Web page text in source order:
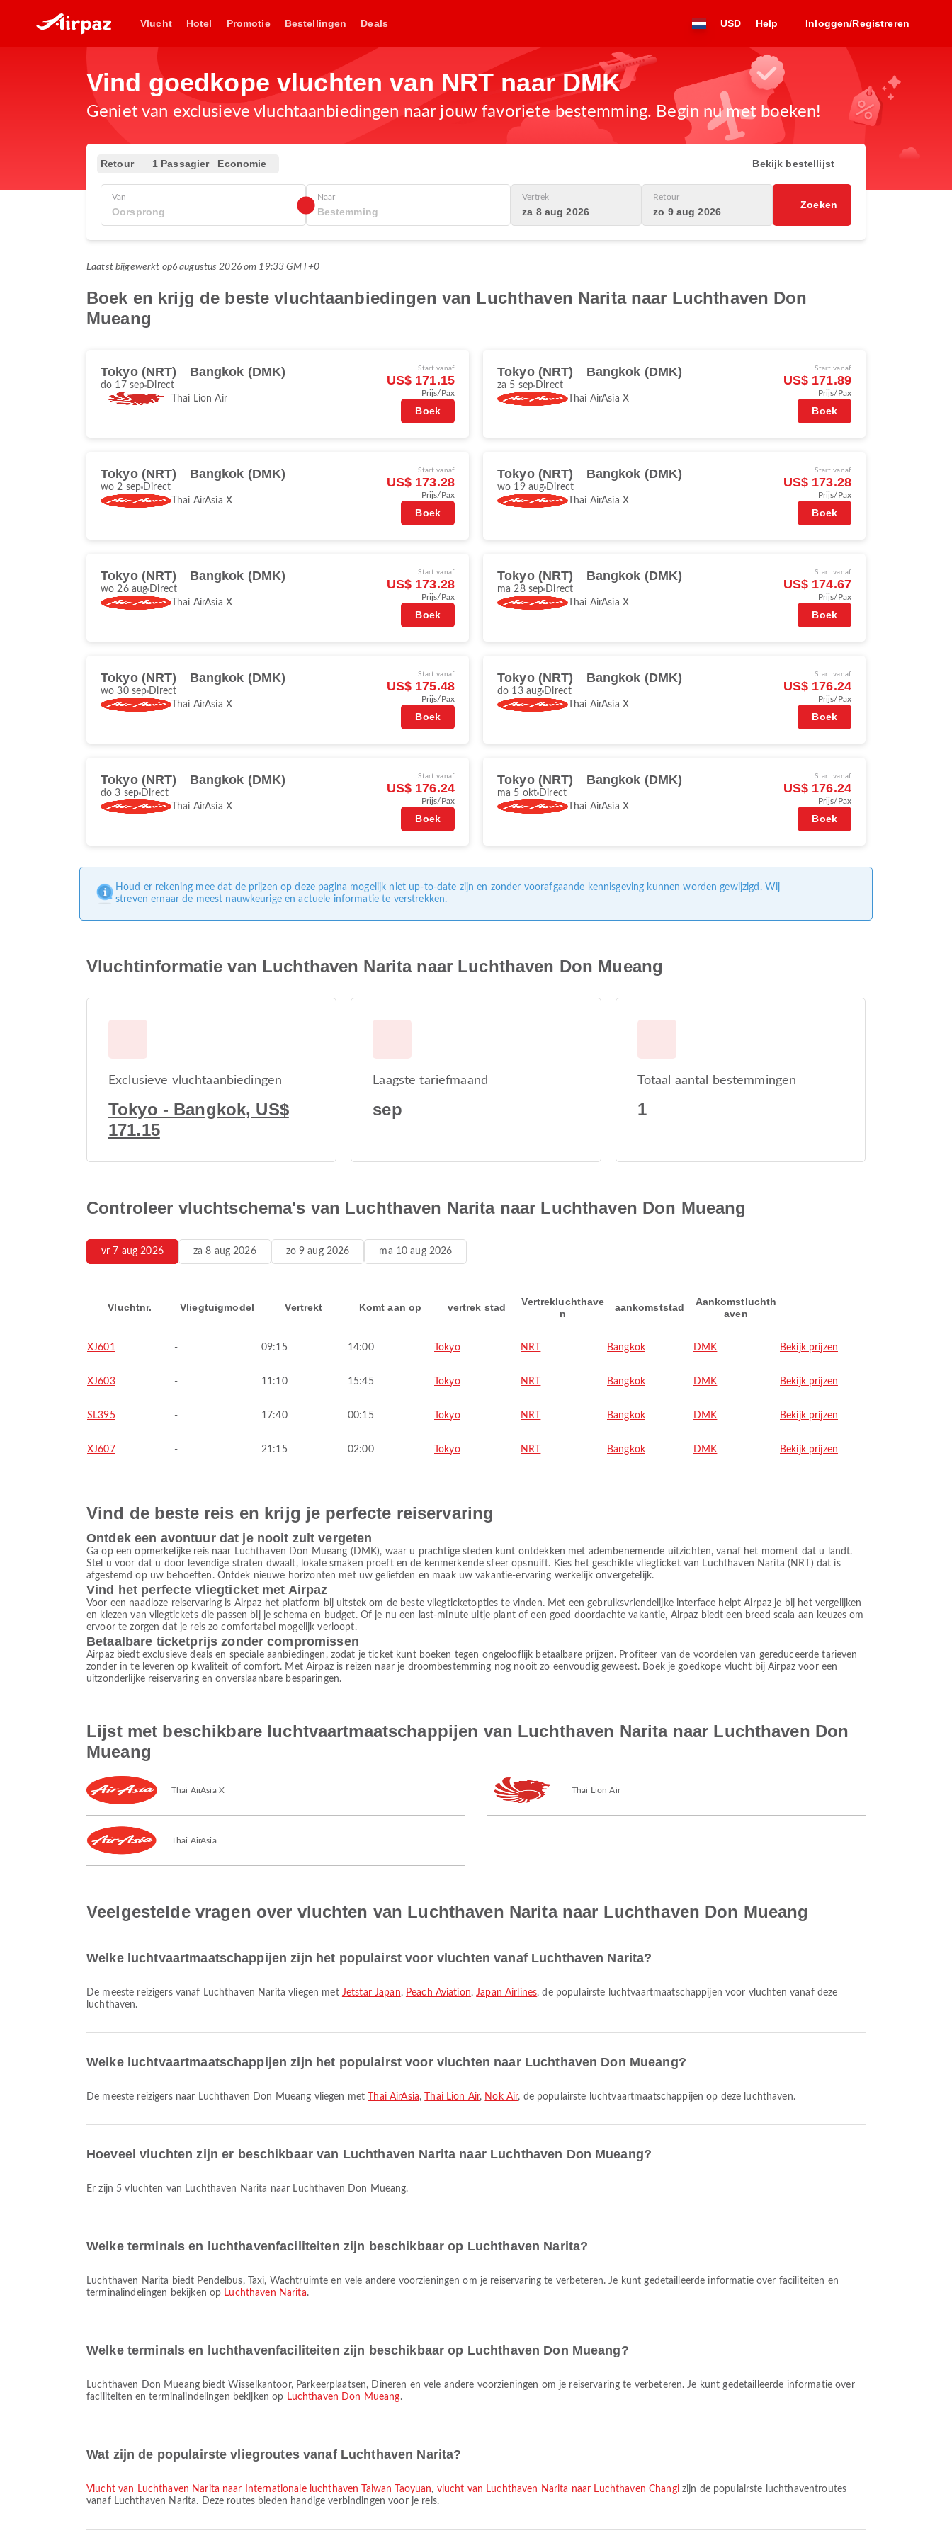
Vlucht Hotel Promotie Bestellingen Deals USD Help Inloggen/Registreren
Vind goedkope vluchten van NRT naar DMK
Geniet van exclusieve vluchtaanbiedingen naar jouw favoriete bestemming. Begin nu met boeken!
Retour 1 Passagier Economie Bekijk bestellijst
Van Naar Vertrek
za 8 aug 2026
Retour
zo 9 aug 2026
Zoeken
Laatst bijgewerkt op6 augustus 2026 om 19:33 GMT+0
Boek en krijg de beste vluchtaanbiedingen van Luchthaven Narita naar Luchthaven Don
Mueang
Tokyo (NRT) Bangkok (DMK)
do 17 sep Direct
Thai Lion Air
Start vanaf
US$ 171.15
Prijs/Pax
Boek
Tokyo (NRT) Bangkok (DMK)
za 5 sep Direct
Thai AirAsia X
Start vanaf
US$ 171.89
Prijs/Pax
Boek
Tokyo (NRT) Bangkok (DMK)
wo 2 sep Direct
Thai AirAsia X
Start vanaf
US$ 173.28
Prijs/Pax
Boek
Tokyo (NRT) Bangkok (DMK)
wo 19 aug Direct
Thai AirAsia X
Start vanaf
US$ 173.28
Prijs/Pax
Boek
Tokyo (NRT) Bangkok (DMK)
wo 26 aug Direct
Thai AirAsia X
Start vanaf
US$ 173.28
Prijs/Pax
Boek
Tokyo (NRT) Bangkok (DMK)
ma 28 sep Direct
Thai AirAsia X
Start vanaf
US$ 174.67
Prijs/Pax
Boek
Tokyo (NRT) Bangkok (DMK)
wo 30 sep Direct
Thai AirAsia X
Start vanaf
US$ 175.48
Prijs/Pax
Boek
Tokyo (NRT) Bangkok (DMK)
do 13 aug Direct
Thai AirAsia X
Start vanaf
US$ 176.24
Prijs/Pax
Boek
Tokyo (NRT) Bangkok (DMK)
do 3 sep Direct
Thai AirAsia X
Start vanaf
US$ 176.24
Prijs/Pax
Boek
Tokyo (NRT) Bangkok (DMK)
ma 5 okt Direct
Thai AirAsia X
Start vanaf
US$ 176.24
Prijs/Pax
Boek
Houd er rekening mee dat de prijzen op deze pagina mogelijk niet up-to-date zijn en zonder voorafgaande kennisgeving kunnen worden gewijzigd. Wij
streven ernaar de meest nauwkeurige en actuele informatie te verstrekken.
Vluchtinformatie van Luchthaven Narita naar Luchthaven Don Mueang
Exclusieve vluchtaanbiedingen
Tokyo - Bangkok, US$
171.15
Laagste tariefmaand
sep
Totaal aantal bestemmingen
1
Controleer vluchtschema's van Luchthaven Narita naar Luchthaven Don Mueang
vr 7 aug 2026 za 8 aug 2026 zo 9 aug 2026 ma 10 aug 2026
Vluchtnr. Vliegtuigmodel Vertrekt Komt aan op vertrek stad
Vertrekluchthave
n
aankomststad
Aankomstluchth
aven
XJ601 - 09:15 14:00 Tokyo NRT Bangkok DMK Bekijk prijzen
XJ603 - 11:10 15:45 Tokyo NRT Bangkok DMK Bekijk prijzen
SL395 - 17:40 00:15 Tokyo NRT Bangkok DMK Bekijk prijzen
XJ607 - 21:15 02:00 Tokyo NRT Bangkok DMK Bekijk prijzen
Vind de beste reis en krijg je perfecte reiservaring
Ontdek een avontuur dat je nooit zult vergeten
Ga op een opmerkelijke reis naar Luchthaven Don Mueang (DMK), waar u prachtige steden kunt ontdekken met adembenemende uitzichten, vanaf het moment dat u landt.
Stel u voor dat u door levendige straten dwaalt, lokale smaken proeft en de kenmerkende sfeer opsnuift. Kies het geschikte vliegticket van Luchthaven Narita (NRT) dat is
afgestemd op uw behoeften. Ontdek nieuwe horizonten met uw geliefden en maak uw vakantie-ervaring werkelijk onvergetelijk.
Vind het perfecte vliegticket met Airpaz
Voor een naadloze reiservaring is Airpaz het platform bij uitstek om de beste vliegticketopties te vinden. Met een gebruiksvriendelijke interface helpt Airpaz je bij het vergelijken
en kiezen van vliegtickets die passen bij je schema en budget. Of je nu een last-minute uitje plant of een goed doordachte vakantie, Airpaz biedt een breed scala aan keuzes om
ervoor te zorgen dat je reis zo comfortabel mogelijk verloopt.
Betaalbare ticketprijs zonder compromissen
Airpaz biedt exclusieve deals en speciale aanbiedingen, zodat je ticket kunt boeken tegen ongelooflijk betaalbare prijzen. Profiteer van de voordelen van gereduceerde tarieven
zonder in te leveren op kwaliteit of comfort. Met Airpaz is reizen naar je droombestemming nog nooit zo eenvoudig geweest. Boek je goedkope vlucht bij Airpaz voor een
uitzonderlijke reiservaring en onverslaanbare besparingen.
Lijst met beschikbare luchtvaartmaatschappijen van Luchthaven Narita naar Luchthaven Don
Mueang
Thai AirAsia X Thai Lion Air
Thai AirAsia
Veelgestelde vragen over vluchten van Luchthaven Narita naar Luchthaven Don Mueang
Welke luchtvaartmaatschappijen zijn het populairst voor vluchten vanaf Luchthaven Narita?
De meeste reizigers vanaf Luchthaven Narita vliegen met Jetstar Japan, Peach Aviation,Japan Airlines, de populairste luchtvaartmaatschappijen voor vluchten vanaf deze
luchthaven.
Welke luchtvaartmaatschappijen zijn het populairst voor vluchten naar Luchthaven Don Mueang?
De meeste reizigers naar Luchthaven Don Mueang vliegen met Thai AirAsia, Thai Lion Air, Nok Air, de populairste luchtvaartmaatschappijen op deze luchthaven.
Hoeveel vluchten zijn er beschikbaar van Luchthaven Narita naar Luchthaven Don Mueang?
Er zijn 5 vluchten van Luchthaven Narita naar Luchthaven Don Mueang.
Welke terminals en luchthavenfaciliteiten zijn beschikbaar op Luchthaven Narita?
Luchthaven Narita biedt Pendelbus, Taxi, Wachtruimte en vele andere voorzieningen om je reiservaring te verbeteren. Je kunt gedetailleerde informatie over faciliteiten en
terminalindelingen bekijken op Luchthaven Narita.
Welke terminals en luchthavenfaciliteiten zijn beschikbaar op Luchthaven Don Mueang?
Luchthaven Don Mueang biedt Wisselkantoor, Parkeerplaatsen, Dineren en vele andere voorzieningen om je reiservaring te verbeteren. Je kunt gedetailleerde informatie over
faciliteiten en terminalindelingen bekijken op Luchthaven Don Mueang.
Wat zijn de populairste vliegroutes vanaf Luchthaven Narita?
vlucht van Luchthaven Narita naar Internationale luchthaven Taiwan Taoyuan, vlucht van Luchthaven Narita naar Luchthaven Changizijn de populairste luchthaventroutes
vanaf Luchthaven Narita. Deze routes bieden handige verbindingen voor je reis.